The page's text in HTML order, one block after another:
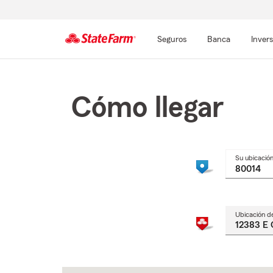
Seguros Banca
Cómo llegar
Su ubicación
Ubicación